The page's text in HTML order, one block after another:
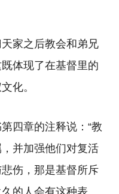
家之后教会和弟兄
体现了在基督里的
化。
四章的注释说：“教
并加强他们对复活
伤，那是基督所斥
的人会有这种表